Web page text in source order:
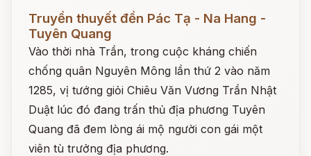
Đọc ngay
Truyền thuyết đền Pác Tạ - Na Hang -
Tuyên Quang
Vào thời nhà Trần, trong cuộc kháng chiến
chống quân Nguyên Mông lần thứ 2 vào năm
1285, vị tướng giỏi Chiêu Văn Vương Trần Nhật
Duật lúc đó đang trấn thủ địa phương Tuyên
Quang đã đem lòng ái mộ người con gái một
viên tù trưởng địa phương.